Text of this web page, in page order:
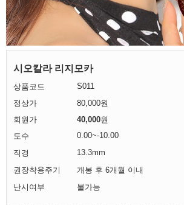
시오칼라 리지모카
상품코드
S011
정상가
80,000원
회원가
40,000원
도수
0.00~-10.00
직경
13.3mm
권장착용주기
개봉 후 6개월 이내
난시여부
불가능